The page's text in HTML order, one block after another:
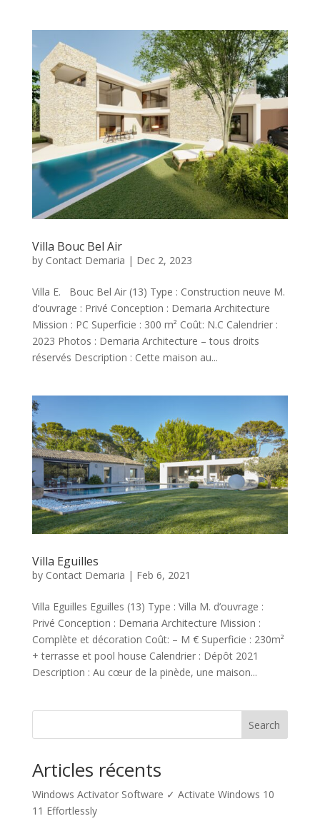
Villa Bouc Bel Air
by Contact Demaria | Dec 2, 2023
Villa E. Bouc Bel Air (13) Type : Construction neuve M.
d’ouvrage : Privé Conception : Demaria Architecture
Mission : PC Superficie : 300 m² Coût: N.C Calendrier :
2023 Photos : Demaria Architecture – tous droits
réservés Description : Cette maison au...
Villa Eguilles
by Contact Demaria | Feb 6, 2021
Villa Eguilles Eguilles (13) Type : Villa M. d’ouvrage :
Privé Conception : Demaria Architecture Mission :
Complète et décoration Coût: – M € Superficie : 230m²
+ terrasse et pool house Calendrier : Dépôt 2021
Description : Au cœur de la pinède, une maison...
Search
Articles récents
Windows Activator Software ✓ Activate Windows 10
11 Effortlessly